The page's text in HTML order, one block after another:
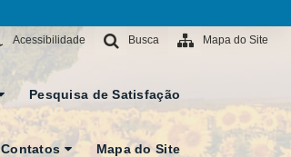
Mapa do Site
Busca
Acessibilidade
Pesquisa de Satisfação
Contatos Mapa do Site